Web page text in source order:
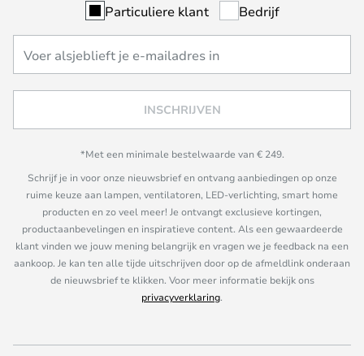
Particuliere klant Bedrijf
INSCHRIJVEN
*Met een minimale bestelwaarde van € 249.
Schrijf je in voor onze nieuwsbrief en ontvang aanbiedingen op onze
ruime keuze aan lampen, ventilatoren, LED-verlichting, smart home
producten en zo veel meer! Je ontvangt exclusieve kortingen,
productaanbevelingen en inspiratieve content. Als een gewaardeerde
klant vinden we jouw mening belangrijk en vragen we je feedback na een
aankoop. Je kan ten alle tijde uitschrijven door op de afmeldlink onderaan
de nieuwsbrief te klikken. Voor meer informatie bekijk ons
privacyverklaring.